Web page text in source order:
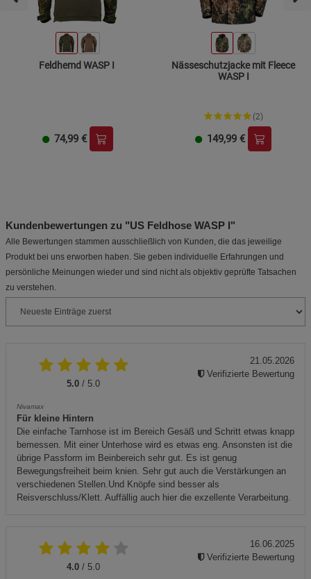
Feldhemd WASP I
74,99 €
Nässeschutzjacke mit Fleece
WASP I
(2)
149,99 €
Kundenbewertungen zu "US Feldhose WASP I"
Alle Bewertungen stammen ausschließlich von Kunden, die das jeweilige
Produkt bei uns erworben haben. Sie geben individuelle Erfahrungen und
persönliche Meinungen wieder und sind nicht als objektiv geprüfte Tatsachen
zu verstehen.
5.0 / 5.0
Nivamax
Für kleine Hintern
Die einfache Tarnhose ist im Bereich Gesäß und Schritt etwas knapp
bemessen. Mit einer Unterhose wird es etwas eng. Ansonsten ist die
übrige Passform im Beinbereich sehr gut. Es ist genug
Bewegungsfreiheit beim knien. Sehr gut auch die Verstärkungen an
verschiedenen Stellen.Und Knöpfe sind besser als
Reisverschluss/Klett. Auffällig auch hier die exzellente Verarbeitung.
21.05.2026
Verifizierte Bewertung
4.0 / 5.0
16.06.2025
Verifizierte Bewertung